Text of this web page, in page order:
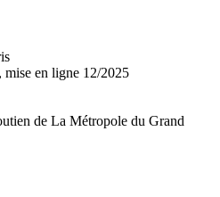
mise en ligne 12/2025
de La Métropole du Grand